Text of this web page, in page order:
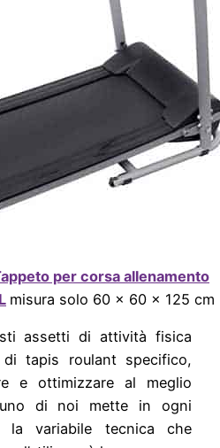
per corsa allenamento
misura solo 60 x 60 x 125 cm
assetti di attività fisica
tapis roulant specifico,
e ottimizzare al meglio
di noi mette in ogni
la variabile tecnica che